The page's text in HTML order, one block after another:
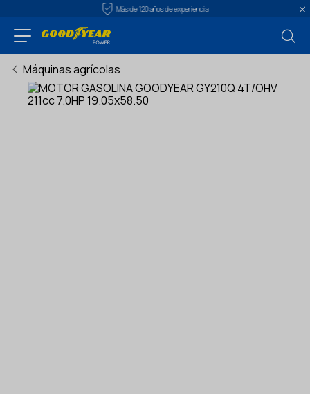
Más de 120 años de experiencia
Máquinas agrícolas